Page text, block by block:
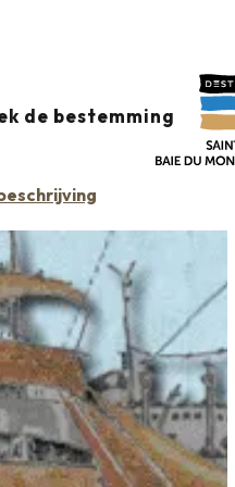
de bestemming
NEUVAS